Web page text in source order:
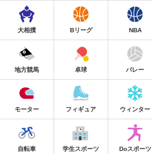
大相撲 Bリーグ NBA
地方競馬 卓球 バレー
モーター フィギュア ウィンター
自転車 学生スポーツ Doスポーツ